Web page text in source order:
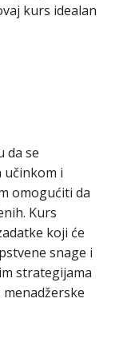
kurs idealan
da se
učinkom i
omogućiti da
Kurs
koji će
snage i
strategijama